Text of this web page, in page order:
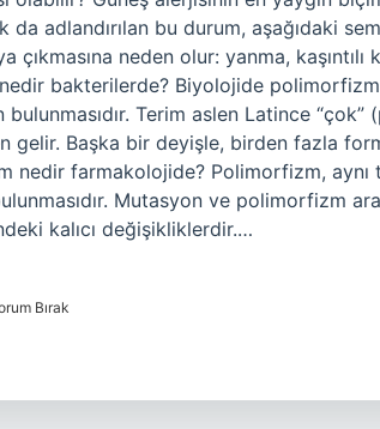
da adlandırılan bu durum, aşağıdaki
çıkmasına neden olur: yanma, kaşıntılı
bakterilerde? Biyolojide
Terim aslen Latince
gelir. Başka bir deyişle, birden fazla
nedir farmakolojide? Polimorfizm,
Mutasyon ve polimorfizm
kalıcı değişikliklerdir.…
Bırak